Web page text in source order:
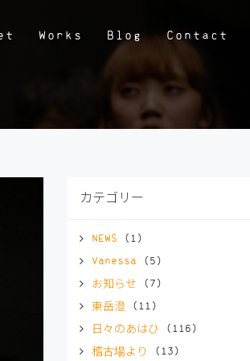
Works Blog Contact
カテゴリー
NEWS (1)
Vanessa (5)
お知らせ (7)
東岳澄(11)
日々のあはひ (116)
稽古場より (13)